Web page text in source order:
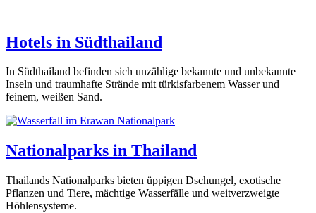
Hotels in Südthailand
In Südthailand befinden sich unzählige bekannte und unbekannte
Inseln und traumhafte Strände mit türkisfarbenem Wasser und
feinem, weißen Sand.
Nationalparks in Thailand
Thailands Nationalparks bieten üppigen Dschungel, exotische
Pflanzen und Tiere, mächtige Wasserfälle und weitverzweigte
Höhlensysteme.